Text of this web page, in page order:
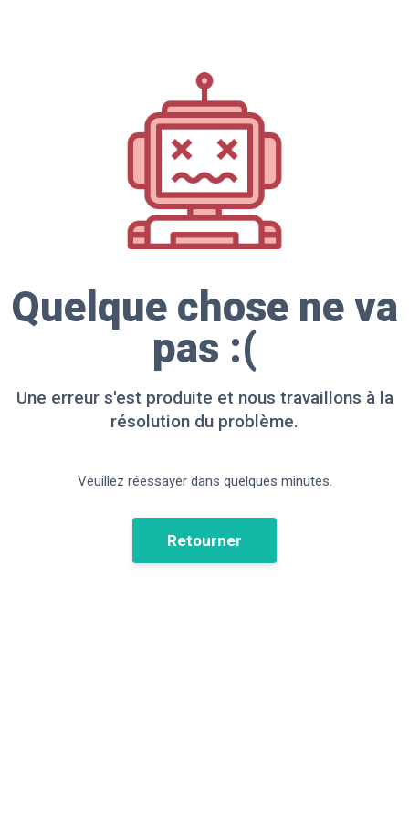
Quelque chose ne va
pas :(
Une erreur s'est produite et nous travaillons à la
résolution du problème.
Veuillez réessayer dans quelques minutes.
Retourner